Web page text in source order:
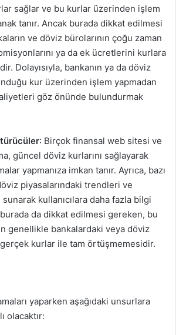
sağlar ve bu kurlar üzerinden işlem
tanır. Ancak burada dikkat edilmesi
ve döviz bürolarının çoğu zaman
ya da ek ücretlerini kurlara
Dolayısıyla, bankanın ya da döviz
kur üzerinden işlem yapmadan
göz önünde bulundurmak
: Birçok finansal web sitesi ve
güncel döviz kurlarını sağlayarak
yapmanıza imkan tanır. Ayrıca, bazı
piyasalarındaki trendleri ve
kullanıcılara daha fazla bilgi
da dikkat edilmesi gereken, bu
genellikle bankalardaki veya döviz
kurlar ile tam örtüşmemesidir.
yaparken aşağıdaki unsurlara
olacaktır: